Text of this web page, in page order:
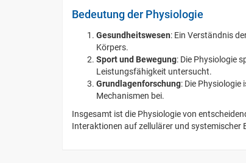
Bedeutung der Physiologie
Gesundheitswesen: Ein Verständnis
Körpers.
Sport und Bewegung: Die Physiologie
Leistungsfähigkeit untersucht.
Grundlagenforschung: Die
Mechanismen bei.
Insgesamt ist die Physiologie von
Interaktionen auf zellulärer und systemischer